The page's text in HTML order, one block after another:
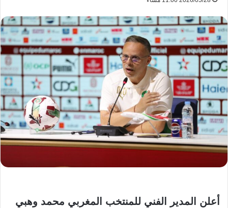
أعلن المدير الفني للمنتخب المغربي محمد وهبي